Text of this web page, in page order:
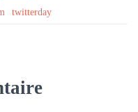
twitterday